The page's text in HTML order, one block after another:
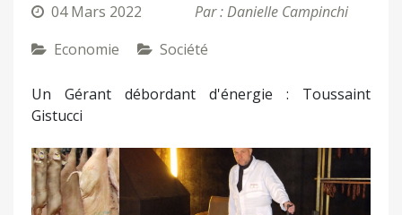
04 Mars 2022
Par : Danielle Campinchi
Economie
Société
Un Gérant débordant d'énergie : Toussaint
Gistucci